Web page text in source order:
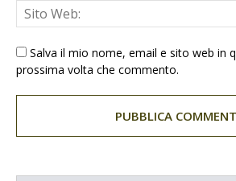
Salva il mio nome, email e sito web in
prossima volta che commento.